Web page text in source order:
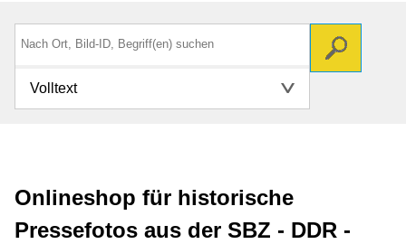
Volltext
Onlineshop für historische
Pressefotos aus der SBZ - DDR -